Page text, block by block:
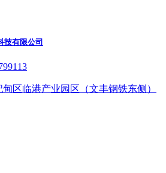
技有限公司
区临港产业园区（文丰钢铁东侧）